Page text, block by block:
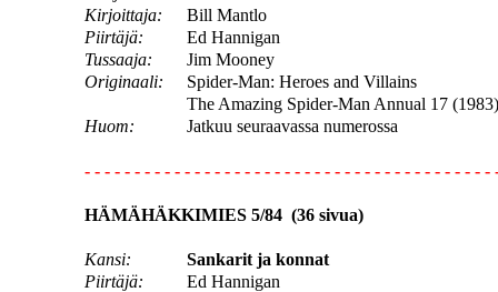
Kirjoittaja:
Bill Mantlo
Piirtäjä:
Ed Hannigan
Tussaaja:
Jim Mooney
Originaali:
Spider-Man: Heroes and Villains
The Amazing Spider-Man Annual 17 (1983)
Huom:
Jatkuu seuraavassa numerossa
- - - - - - - - - - - - - - - - - - - - - - - - - - - - - - - - - - - - - - - - -
HÄMÄHÄKKIMIES 5/84 (36 sivua)
Kansi:
Sankarit ja konnat
Piirtäjä:
Ed Hannigan